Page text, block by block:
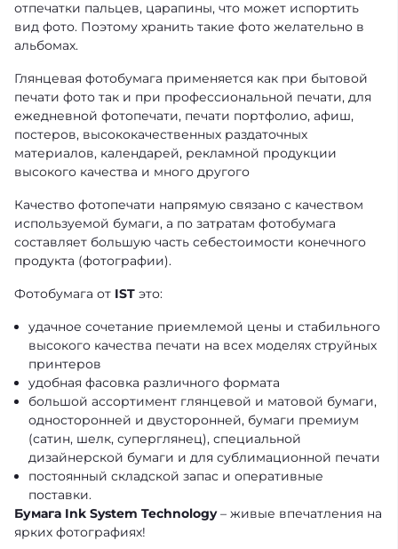
отпечатки пальцев, царапины, что может испортить
вид фото. Поэтому хранить такие фото желательно в
альбомах.
Глянцевая фотобумага применяется как при бытовой
печати фото так и при профессиональной печати, для
ежедневной фотопечати, печати портфолио, афиш,
постеров, высококачественных раздаточных
материалов, календарей, рекламной продукции
высокого качества и много другого
Качество фотопечати напрямую связано с качеством
используемой бумаги, а по затратам фотобумага
составляет большую часть себестоимости конечного
продукта (фотографии).
Фотобумага от IST это:
удачное сочетание приемлемой цены и стабильного
высокого качества печати на всех моделях струйных
принтеров
удобная фасовка различного формата
большой ассортимент глянцевой и матовой бумаги,
односторонней и двусторонней, бумаги премиум
(сатин, шелк, суперглянец), специальной
дизайнерской бумаги и для сублимационной печати
постоянный складской запас и оперативные
поставки.
Бумага Ink System Technology– живые впечатления на
ярких фотографиях!